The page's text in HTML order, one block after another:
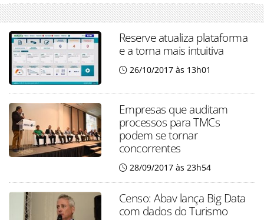
Reserve atualiza plataforma
e a torna mais intuitiva
26/10/2017 às 13h01
Empresas que auditam
processos para TMCs
podem se tornar
concorrentes
28/09/2017 às 23h54
Censo: Abav lança Big Data
com dados do Turismo